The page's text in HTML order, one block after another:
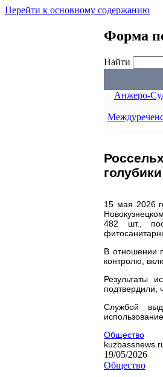
Перейти к основному содержанию
Форма
Найти
Анжеро-
15 мая 2026
482 шт.,
В отношении
контролю,
Результаты
подтвердили,
Службой
Общество
19/05/2026
Общество